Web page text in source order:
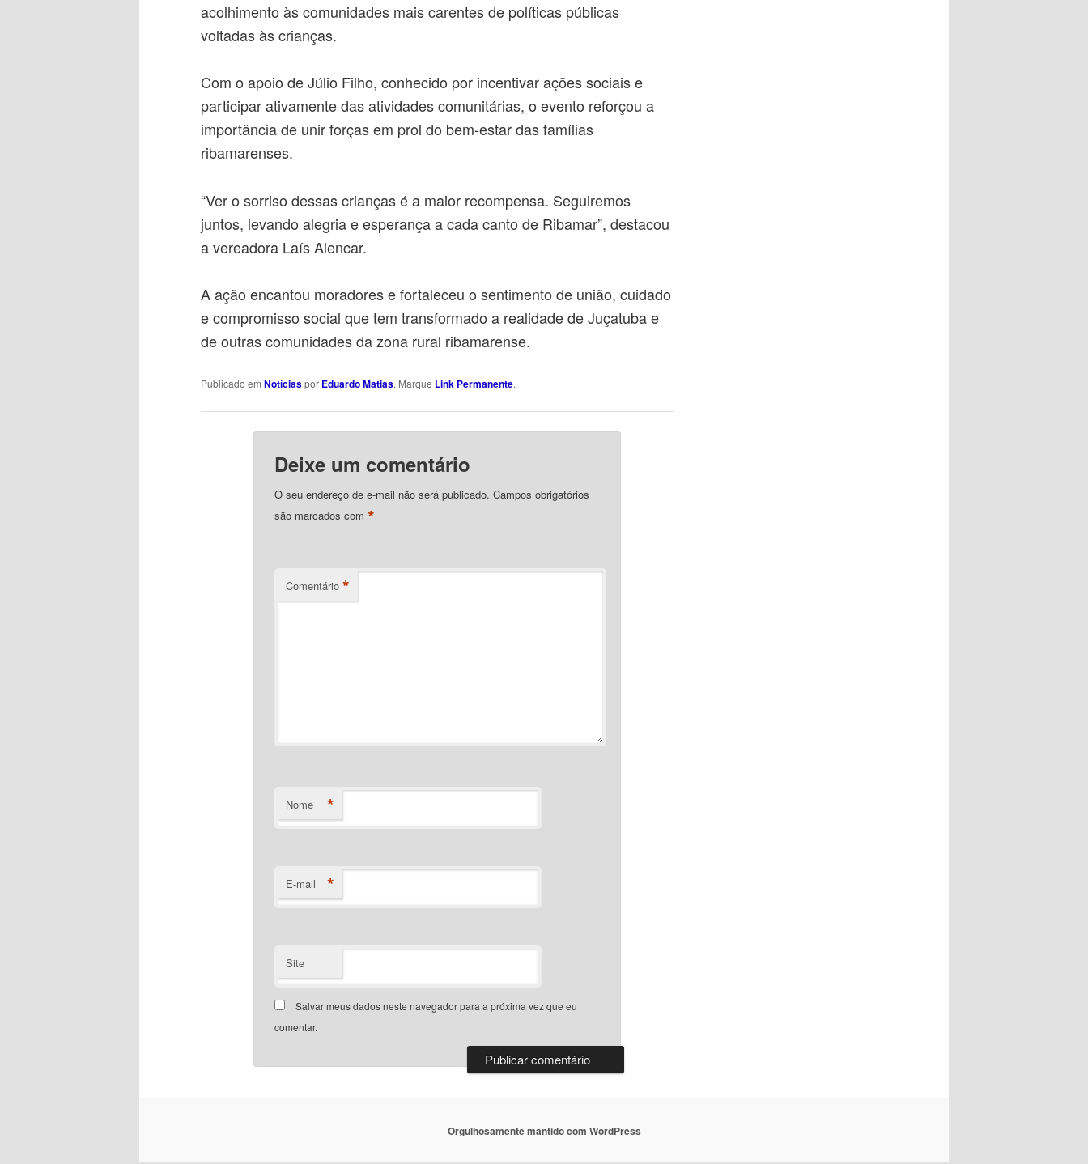
acolhimento às comunidades mais carentes de políticas públicas
voltadas às crianças.
Com o apoio de Júlio Filho, conhecido por incentivar ações sociais e
participar ativamente das atividades comunitárias, o evento reforçou a
importância de unir forças em prol do bem-estar das famílias
ribamarenses.
“Ver o sorriso dessas crianças é a maior recompensa. Seguiremos
juntos, levando alegria e esperança a cada canto de Ribamar”, destacou
a vereadora Laís Alencar.
A ação encantou moradores e fortaleceu o sentimento de união, cuidado
e compromisso social que tem transformado a realidade de Juçatuba e
de outras comunidades da zona rural ribamarense.
Publicado em Notíciaspor Eduardo Matias. Marque Link Permanente.
Deixe um comentário
O seu endereço de e-mail não será publicado. Campos obrigatórios
são marcados com *
Comentário *
Nome *
E-mail *
Site
Salvar meus dados neste navegador para a próxima vez que eu
comentar.
Orgulhosamente mantido com WordPress